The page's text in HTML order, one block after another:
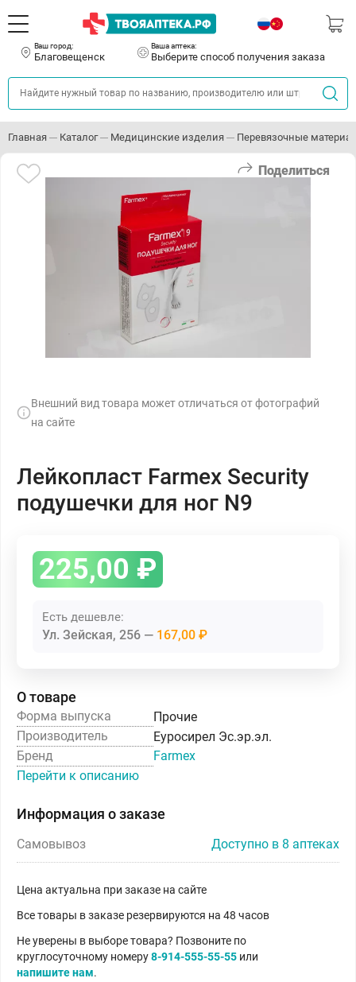
Ваш город:
Благовещенск
Ваша аптека:
Выберите способ получения заказа
Главная Каталог Медицинские изделия Перевязочные
Поделиться
Внешний вид товара может отличаться от фотографий
на сайте
Лейкопласт Farmex Security
подушечки для ног N9
225,00 ₽
Есть дешевле:
Ул. Зейская, 256 167,00 ₽
О товаре
Форма выпуска
Прочие
Производитель
Еуросирел Эс.эр.эл.
Бренд
Farmex
Перейти к описанию
Информация о заказе
Самовывоз Доступно в 8 аптеках
Цена актуальна при заказе на сайте
Все товары в заказе резервируются на 48 часов
Не уверены в выборе товара? Позвоните по
круглосуточному номеру8-914-555-55-55 или
напишите нам.